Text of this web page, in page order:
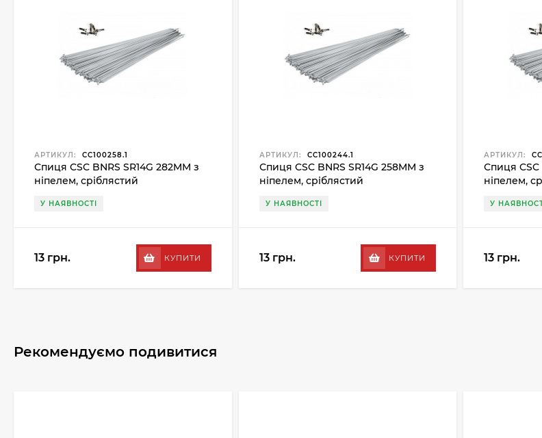
АРТИКУЛ: CC100258.1
Спиця CSC BNRS SR14G 282MM з
ніпелем, сріблястий
У НАЯВНОСТІ
13 грн. КУПИТИ
АРТИКУЛ: CC100244.1
Спиця CSC BNRS SR14G 258MM з
ніпелем, сріблястий
У НАЯВНОСТІ
13 грн. КУПИТИ
АРТИКУЛ:
Спиця CSC
ніпелем,
У
13 грн.
Рекомендуємо подивитися